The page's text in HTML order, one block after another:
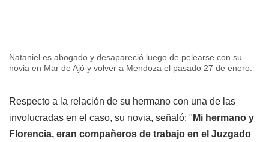
Nataniel es abogado y desapareció luego de pelearse con su
novia en Mar de Ajó y volver a Mendoza el pasado 27 de enero.
Respecto a la relación de su hermano con una de las
involucradas en el caso, su novia, señaló: " Mi hermano y
Florencia, eran compañeros de trabajo en el Juzgado